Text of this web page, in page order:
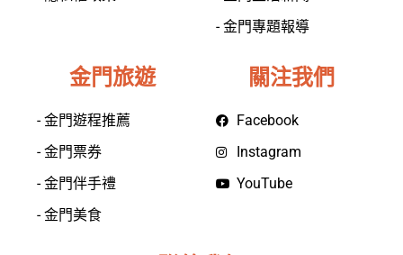
- 金門專題報導
金門旅遊
- 金門遊程推薦
- 金門票券
- 金門伴手禮
- 金門美食
關注我們
Facebook
Instagram
YouTube